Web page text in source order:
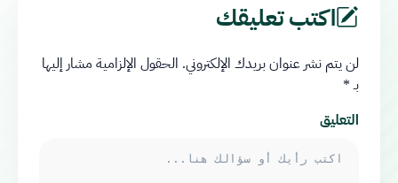
اكتب تعليقك
لن يتم نشر عنوان بريدك الإلكتروني. الحقول الإلزامية مشار إليها
بـ*
التعليق